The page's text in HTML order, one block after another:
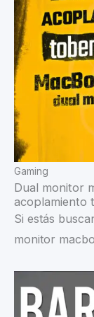
Gaming
Dual monitor
acoplamiento
Si estás
monitor